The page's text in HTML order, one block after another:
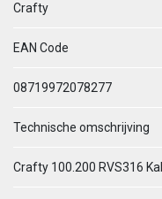
Crafty
EAN Code
08719972078277
Technische omschrijving
Crafty 100.200 RVS316